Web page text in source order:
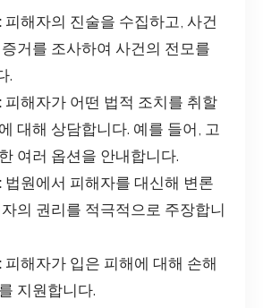
피해자의 진술을 수집하고, 사건
거를 조사하여 사건의 전모를
.
피해자가 어떤 법적 조치를 취할
대해 상담합니다. 예를 들어, 고
여러 옵션을 안내합니다.
법원에서 피해자를 대신해 변론
의 권리를 적극적으로 주장합니
피해자가 입은 피해에 대해 손해
지원합니다.